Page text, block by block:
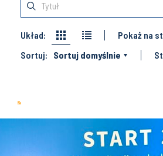
Układ: Pokaż na
Sortuj:
Sortuj domyślnie